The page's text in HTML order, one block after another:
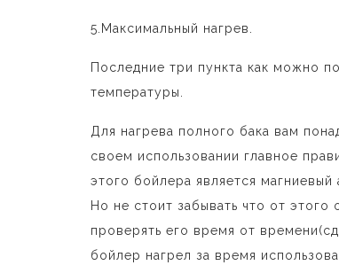
5.Максимальный нагрев.
Последние три пункта как можно
температуры.
Для нагрева полного бака вам
своем использовании главное
этого бойлера является
Но не стоит забывать что от
проверять его время от
бойлер нагрел за время